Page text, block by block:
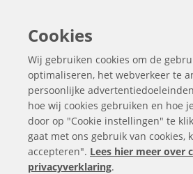
Ook Interessant
Contactgegevens
Cookies
Wij gebruiken cookies om de
optimaliseren, het webverkeer te
persoonlijke
hoe wij cookies gebruiken en hoe
door op "Cookie instellingen" te
gaat met ons gebruik van cookies,
accepteren". Lees hier meer over
privacyverklaring.